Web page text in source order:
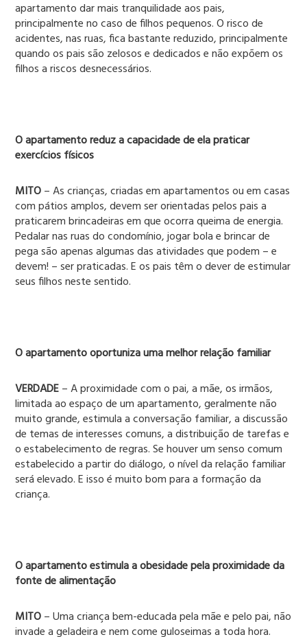
apartamento dar mais tranquilidade aos pais,
principalmente no caso de filhos pequenos. O risco de
acidentes, nas ruas, fica bastante reduzido, principalmente
quando os pais são zelosos e dedicados e não expõem os
filhos a riscos desnecessários.
O apartamento reduz a capacidade de ela praticar
exercícios físicos
MITO– As crianças, criadas em apartamentos ou em casas
com pátios amplos, devem ser orientadas pelos pais a
praticarem brincadeiras em que ocorra queima de energia.
Pedalar nas ruas do condomínio, jogar bola e brincar de
pega são apenas algumas das atividades que podem – e
devem! – ser praticadas. E os pais têm o dever de estimular
seus filhos neste sentido.
O apartamento oportuniza uma melhor relação familiar
VERDADE– A proximidade com o pai, a mãe, os irmãos,
limitada ao espaço de um apartamento, geralmente não
muito grande, estimula a conversação familiar, a discussão
de temas de interesses comuns, a distribuição de tarefas e
o estabelecimento de regras. Se houver um senso comum
estabelecido a partir do diálogo, o nível da relação familiar
será elevado. E isso é muito bom para a formação da
criança.
O apartamento estimula a obesidade pela proximidade da
fonte de alimentação
MITO– Uma criança bem-educada pela mãe e pelo pai, não
invade a geladeira e nem come guloseimas a toda hora.